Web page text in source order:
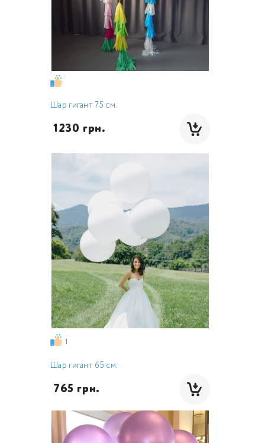
Шар гигант 75 см.
1230 грн.
1
Шар гигант 65 см.
765 грн.